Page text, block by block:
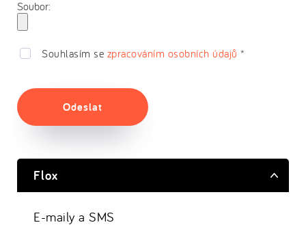
Soubor:
Souhlasím se zpracováním osobních údajů *
Odeslat
Flox
E-maily a SMS